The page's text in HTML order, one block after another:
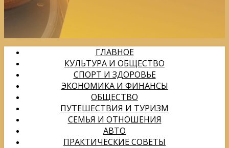
ГЛАВНОЕ
КУЛЬТУРА И ОБЩЕСТВО
СПОРТ И ЗДОРОВЬЕ
ЭКОНОМИКА И ФИНАНСЫ
ОБЩЕСТВО
ПУТЕШЕСТВИЯ И ТУРИЗМ
СЕМЬЯ И ОТНОШЕНИЯ
АВТО
ПРАКТИЧЕСКИЕ СОВЕТЫ